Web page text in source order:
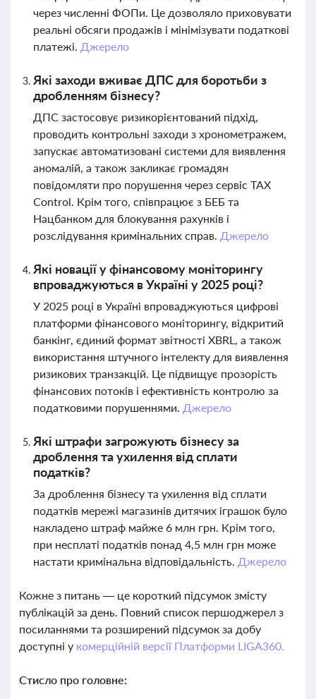
через численні ФОПи. Це дозволяло приховувати
реальні обсяги продажів і мінімізувати податкові
платежі. Джерело
Які заходи вживає ДПС для боротьби з
дробленням бізнесу?
ДПС застосовує ризикорієнтований підхід,
проводить контрольні заходи з хронометражем,
запускає автоматизовані системи для виявлення
аномалій, а також закликає громадян
повідомляти про порушення через сервіс TAX
Control. Крім того, співпрацює з БЕБ та
Нацбанком для блокування рахунків і
розслідування кримінальних справ. Джерело
Які новації у фінансовому моніторингу
впроваджуються в Україні у 2025 році?
У 2025 році в Україні впроваджуються цифрові
платформи фінансового моніторингу, відкритий
банкінг, єдиний формат звітності XBRL, а також
використання штучного інтелекту для виявлення
ризикових транзакцій. Це підвищує прозорість
фінансових потоків і ефективність контролю за
податковими порушеннями. Джерело
Які штрафи загрожують бізнесу за
дроблення та ухилення від сплати
податків?
За дроблення бізнесу та ухилення від сплати
податків мережі магазинів дитячих іграшок було
накладено штраф майже 6 млн грн. Крім того,
при несплаті податків понад 4,5 млн грн може
настати кримінальна відповідальність. Джерело
Кожне з питань — це короткий підсумок змісту
публікацій за день. Повний список першоджерел з
посиланнями та розширений підсумок за добу
доступні у комерційній версії Платформи LIGA360.
Стисло про головне: